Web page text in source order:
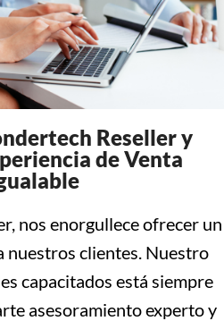
Reseller y
de Venta
nos enorgullece ofrecer un
nuestros clientes. Nuestro
capacitados está siempre
asesoramiento experto y